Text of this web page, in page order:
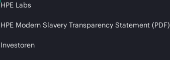
HPE Labs
HPE Modern Slavery Transparency Statement (PDF)
Investoren